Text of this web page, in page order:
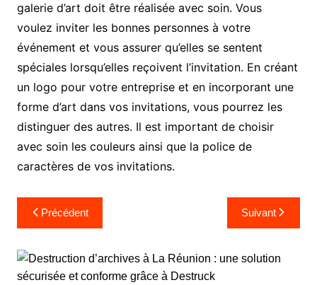
galerie d’art doit être réalisée avec soin. Vous
voulez inviter les bonnes personnes à votre
événement et vous assurer qu’elles se sentent
spéciales lorsqu’elles reçoivent l’invitation. En créant
un logo pour votre entreprise et en incorporant une
forme d’art dans vos invitations, vous pourrez les
distinguer des autres. Il est important de choisir
avec soin les couleurs ainsi que la police de
caractères de vos invitations.
Navigation
de
l’article
Précédent Suivant